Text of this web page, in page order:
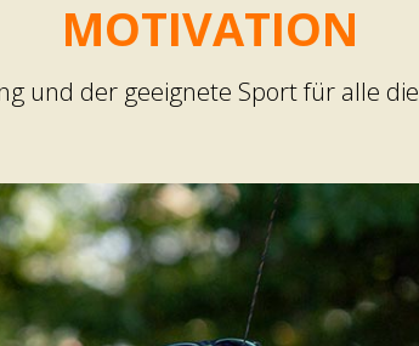
MOTIVATION
und der geeignete Sport für alle